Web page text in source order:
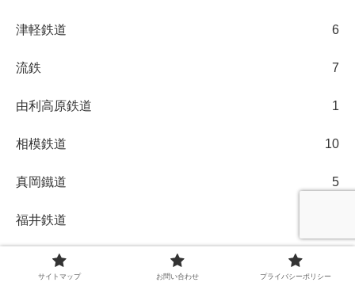
津軽鉄道 6
流鉄 7
由利高原鉄道 1
相模鉄道 10
真岡鐵道 5
福井鉄道
福島交通
サイトマップ お問い合わせ プライバシーポリシー